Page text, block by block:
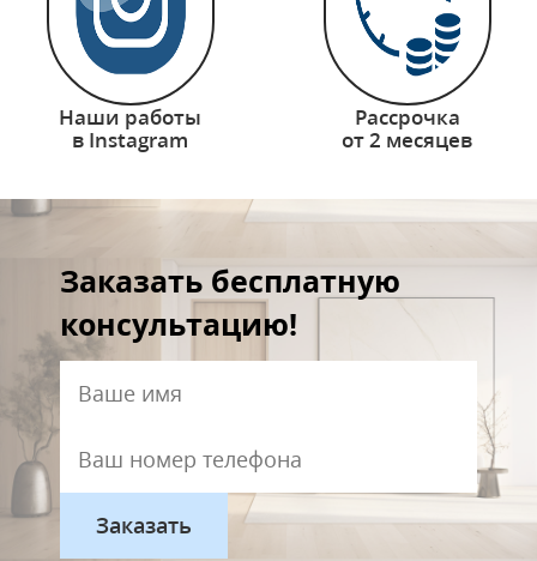
Наши работы
в Instagram
Рассрочка
от 2 месяцев
Заказать бесплатную
консультацию!